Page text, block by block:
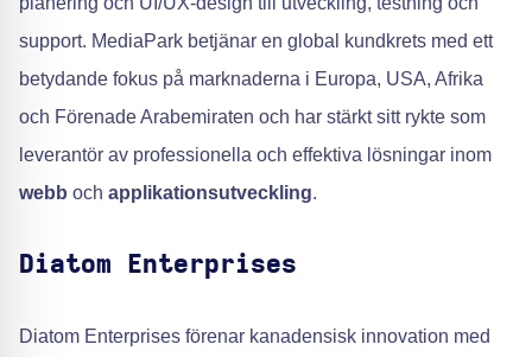
support. MediaPark betjänar en global kundkrets med ett
betydande fokus på marknaderna i Europa, USA, Afrika
och Förenade Arabemiraten och har stärkt sitt rykte som
leverantör av professionella och effektiva lösningar inom
webb och applikationsutveckling.
Diatom Enterprises
Diatom Enterprises förenar kanadensisk innovation med